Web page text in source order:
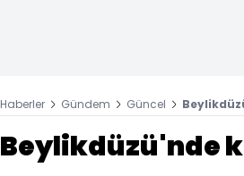
Haberler Gündem Güncel
Beylikdüzü'nde